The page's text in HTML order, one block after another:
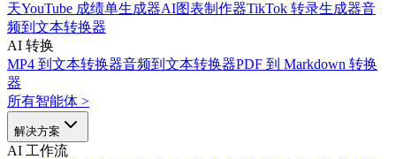
天YouTube 成绩单生成器AI图表制作器TikTok 转录生成器音
频到文本转换器
AI 转换
MP4 到文本转换器音频到文本转换器PDF 到 Markdown 转换
器
所有智能体 >
解决方案
AI 工作流